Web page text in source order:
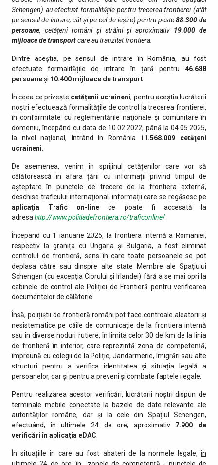
Schengen) au efectuat formalitățile pentru trecerea frontierei (atât
pe sensul de intrare, cât şi pe cel de ieşire) pentru peste88.300de
persoane, cetățeni români și străini şi aproximativ 19.000 de
mijloace de transportcare au tranzitat fro­ntiera.
Dintre aceștia, pe sensul de intrare în România, au fost
efectuate formalitățile de intrare în țară pentru 46.688
persoaneși 10.400 mijloace de transport
În ceea ce privește cetățenii ucraineni, pentru aceștia lucrătorii
noștri efectuează formalitățile de control la trecerea frontierei,
în conformitate cu reglementările naţionale şi comunitare în
domeniu, începând cu data de 10.02.2022, până la 04.05.2025,
la nivel naţional, intrând în România 11.568.009 cetăţeni
ucraineni.
De asemenea, venim în sprijinul cetățenilor care vor să
călătorească în afara țării cu informații privind timpul de
așteptare în punctele de trecere de la frontiera externă,
deschise traficului internaţional, informații care se regăsesc pe
aplicaţia Trafic on-line ce poate fi accesată la
adresa http://www.politiadefrontiera.ro/traficonline/
Începând cu 1 ianuarie 2025, la frontiera internă a României,
respectiv la granița cu Ungaria și Bulgaria, a fost eliminat
controlul de frontieră, sens în care toate persoanele se pot
deplasa către sau dinspre alte state Membre ale Spațiului
Schengen (cu excepția Ciprului și Irlandei) fără a se mai opri la
cabinele de control ale Poliției de Frontieră pentru verificarea
documentelor de călătorie.
Însă, polițiștii de frontieră români pot face controale aleatorii și
nesistematice pe căile de comunicație de la frontiera internă
sau în diverse noduri rutiere, în limita celor 30 de km de la linia
de frontieră în interior, care reprezintă zona de competență,
împreună cu colegii de la Poliție, Jandarmerie, Imigrări sau alte
structuri pentru a verifica identitatea și situația legală a
persoanelor, dar și pentru a preveni și combate faptele ilegale.
Pentru realizarea acestor verificări, lucrătorii noștri dispun de
terminale mobile conectate la bazele de date relevante ale
autorităților române, dar și la cele din Spațiul Schengen,
efectuând, în ultimele 24 de ore, aproximativ 7.900 de
verificări în aplicația eDAC
În situațiile în care au fost abateri de la normele legale,în